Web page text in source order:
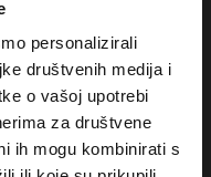
personalizirali
društvenih medija i
o vašoj upotrebi
za društvene
ih mogu kombinirati s